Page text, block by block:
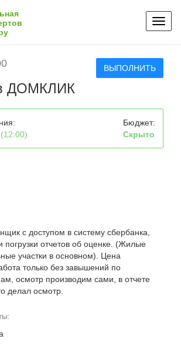
ВЫПОЛНИТЬ
ДОМКЛИК
Бюджет:
Скрыто
с доступом в систему сбербанка,
погрузки отчетов об оценке. (Жилые
участки в основном). Цена
только без завышений по
осмотр производим сами, в отчете
делал осмотр.